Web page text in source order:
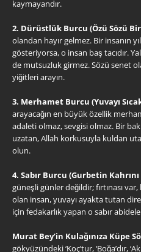
kaymayandır.
2. Dürüstlük Burcu (Özü Sözü
olandan hayır gelmez. Bir insanın
gösteriyorsa, o insan baş tacıdır.
de mutsuzluk girmez. Sözü senet
yiğitleri arayın.
3. Merhamet Burcu (Yuvayı
arayacağın en büyük özellik
adaleti olmaz, sevgisi olmaz. Bir
uzatan, Allah korkusuyla kuldan
olun.
4. Sabır Burcu (Gurbetin
güneşli günler değildir; fırtınası
olan insan, yuvayı ayakta tutan
için fedakarlık yapan o sabır
Murat Bey’in Kulağınıza Küpe
gökyüzündeki ‘Koç’tur, ‘Boğa’dır,